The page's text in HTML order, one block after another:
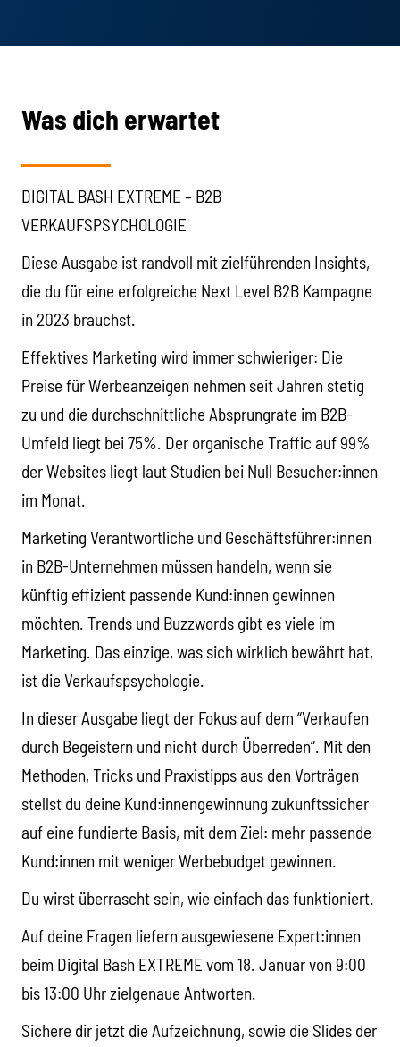
Was dich erwartet
DIGITAL BASH EXTREME – B2B
VERKAUFSPSYCHOLOGIE
Diese Ausgabe ist randvoll mit zielführenden Insights,
die du für eine erfolgreiche Next Level B2B Kampagne
in 2023 brauchst.
Effektives Marketing wird immer schwieriger: Die
Preise für Werbeanzeigen nehmen seit Jahren stetig
zu und die durchschnittliche Absprungrate im B2B-
Umfeld liegt bei 75%. Der organische Traffic auf 99%
der Websites liegt laut Studien bei Null Besucher:innen
im Monat.
Marketing Verantwortliche und Geschäftsführer:innen
in B2B-Unternehmen müssen handeln, wenn sie
künftig effizient passende Kund:innen gewinnen
möchten. Trends und Buzzwords gibt es viele im
Marketing. Das einzige, was sich wirklich bewährt hat,
ist die Verkaufspsychologie.
In dieser Ausgabe liegt der Fokus auf dem “Verkaufen
durch Begeistern und nicht durch Überreden“. Mit den
Methoden, Tricks und Praxistipps aus den Vorträgen
stellst du deine Kund:innengewinnung zukunftssicher
auf eine fundierte Basis, mit dem Ziel: mehr passende
Kund:innen mit weniger Werbebudget gewinnen.
Du wirst überrascht sein, wie einfach das funktioniert.
Auf deine Fragen liefern ausgewiesene Expert:innen
beim Digital Bash EXTREME vom 18. Januar von 9:00
bis 13:00 Uhr zielgenaue Antworten.
Sichere dir jetzt die Aufzeichnung, sowie die Slides der